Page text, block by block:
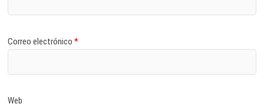
Correo electrónico*
Web